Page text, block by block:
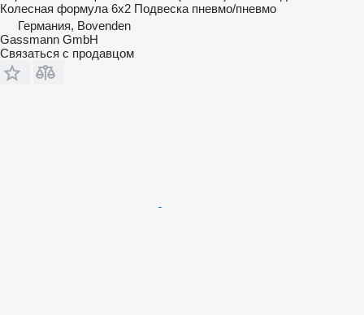
Колесная формула 6x2 Подвеска пневмо/пневмо
Германия, Bovenden
Gassmann GmbH
Связаться с продавцом